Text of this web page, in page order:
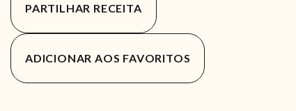
PARTILHAR RECEITA
ADICIONAR AOS FAVORITOS